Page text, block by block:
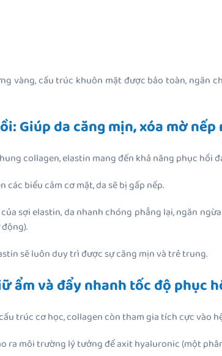
vàng, cấu trúc khuôn mặt được bảo toàn,
Giúp da căng mịn, xóa mờ nếp
collagen, elastin mang đến khả năng phục hồi
các biểu cảm cơ mặt, da sẽ bị gấp nếp.
sợi elastin, da nhanh chóng phẳng lại, ngăn
sẽ luôn duy trì được sự căng mịn và trẻ trung.
ẩm và đẩy nhanh tốc độ phục
trúc cơ học, collagen còn tham gia tích cực vào
ra môi trường lý tưởng để axit hyaluronic (một